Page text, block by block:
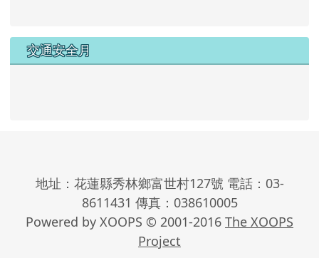
交通安全月
地址：花蓮縣秀林鄉富世村127號 電話：03-
8611431 傳真：038610005
Powered by XOOPS © 2001-2016 The XOOPS
Project